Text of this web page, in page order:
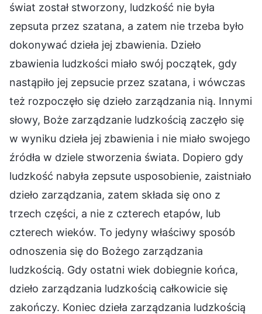
świat został stworzony, ludzkość nie była
zepsuta przez szatana, a zatem nie trzeba było
dokonywać dzieła jej zbawienia. Dzieło
zbawienia ludzkości miało swój początek, gdy
nastąpiło jej zepsucie przez szatana, i wówczas
też rozpoczęło się dzieło zarządzania nią. Innymi
słowy, Boże zarządzanie ludzkością zaczęło się
w wyniku dzieła jej zbawienia i nie miało swojego
źródła w dziele stworzenia świata. Dopiero gdy
ludzkość nabyła zepsute usposobienie, zaistniało
dzieło zarządzania, zatem składa się ono z
trzech części, a nie z czterech etapów, lub
czterech wieków. To jedyny właściwy sposób
odnoszenia się do Bożego zarządzania
ludzkością. Gdy ostatni wiek dobiegnie końca,
dzieło zarządzania ludzkością całkowicie się
zakończy. Koniec dzieła zarządzania ludzkością